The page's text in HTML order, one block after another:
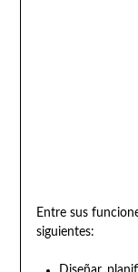
Entre sus
siguientes: